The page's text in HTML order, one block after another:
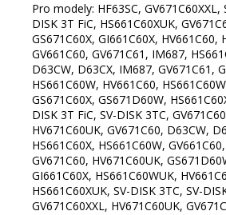
Pro modely: HF63SC, GV671C60XXL,
DISK 3T FiC, HS661C60XUK,
GS671C60X, GI661C60X, HV661C60,
GV661C60, GV671C61, IM687,
D63CW, D63CX, IM687, GV671C61,
HS661C60W, HV661C60,
GS671C60X, GS671D60W,
DISK 3T FiC, SV-DISK 3TC,
HV671C60UK, GV671C60, D63CW,
HS661C60X, HS661C60W,
GV671C60, HV671C60UK,
GI661C60X, HS661C60WUK,
HS661C60XUK, SV-DISK 3TC, SV-
GV671C60XXL, HV671C60UK,